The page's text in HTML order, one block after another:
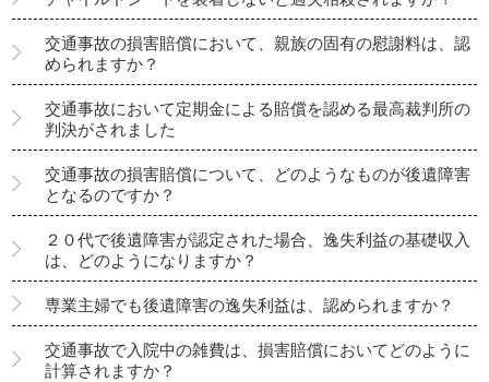
交通事故の損害賠償において、親族の固有の慰謝料は、認
められますか？
交通事故において定期金による賠償を認める最高裁判所の
判決がされました
交通事故の損害賠償について、どのようなものが後遺障害
となるのですか？
２０代で後遺障害が認定された場合、逸失利益の基礎収入
は、どのようになりますか？
専業主婦でも後遺障害の逸失利益は、認められますか？
交通事故で入院中の雑費は、損害賠償においてどのように
計算されますか？